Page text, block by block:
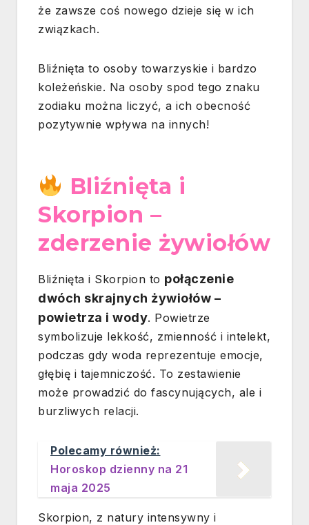
że zawsze coś nowego dzieje się w ich
związkach.
Bliźnięta to osoby towarzyskie i bardzo
koleżeńskie. Na osoby spod tego znaku
zodiaku można liczyć, a ich obecność
pozytywnie wpływa na innych!
Bliźnięta i
Skorpion –
zderzenie żywiołów
Bliźnięta i Skorpion to połączenie
dwóch skrajnych żywiołów –
powietrza i wody. Powietrze
symbolizuje lekkość, zmienność i intelekt,
podczas gdy woda reprezentuje emocje,
głębię i tajemniczość. To zestawienie
może prowadzić do fascynujących, ale i
burzliwych relacji.
Polecamy również:
Horoskop dzienny na 21
maja 2025
Skorpion, z natury intensywny i